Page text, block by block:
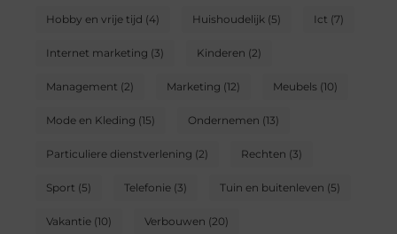
Hobby en vrije tijd (4) Huishoudelijk(5) Ict (7)
Internet marketing (3) Kinderen (2)
Management (2) Marketing (12) Meubels(10)
Mode en Kleding (15) Ondernemen (13)
Particuliere dienstverlening (2) Rechten (3)
Sport (5) Telefonie(3) Tuin en buitenleven (5)
Vakantie(10) Verbouwen (20)